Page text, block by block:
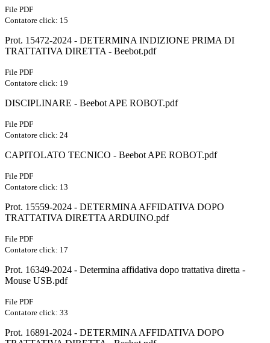
File PDF
Contatore click: 15
Prot. 15472-2024 - DETERMINA INDIZIONE PRIMA DI
TRATTATIVA DIRETTA - Beebot.pdf
File PDF
Contatore click: 19
DISCIPLINARE - Beebot APE ROBOT.pdf
File PDF
Contatore click: 24
CAPITOLATO TECNICO - Beebot APE ROBOT.pdf
File PDF
Contatore click: 13
Prot. 15559-2024 - DETERMINA AFFIDATIVA DOPO
TRATTATIVA DIRETTA ARDUINO.pdf
File PDF
Contatore click: 17
Prot. 16349-2024 - Determina affidativa dopo trattativa diretta -
Mouse USB.pdf
File PDF
Contatore click: 33
Prot. 16891-2024 - DETERMINA AFFIDATIVA DOPO